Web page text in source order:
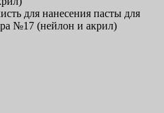
для нанесения пасты для
№17 (нейлон и акрил)